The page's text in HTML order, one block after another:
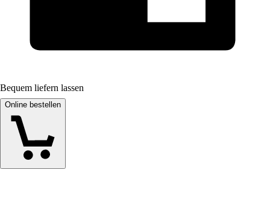
Bequem liefern lassen
Online bestellen